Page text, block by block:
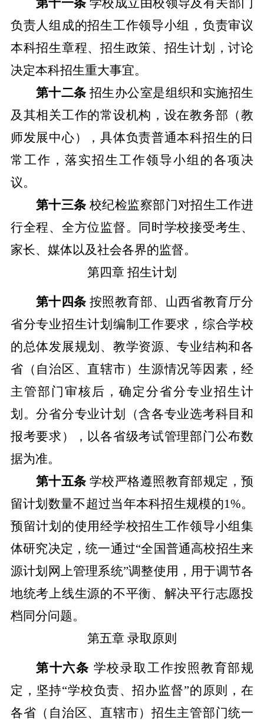
第十一条学校成立由校领导及有关部门
负责人组成的招生工作领导小组，负责审议
本科招生章程、招生政策、招生计划，讨论
决定本科招生重大事宜。
第十二条招生办公室是组织和实施招生
及其相关工作的常设机构，设在教务部（教
师发展中心），具体负责普通本科招生的日
常工作，落实招生工作领导小组的各项决
议。
第十三条校纪检监察部门对招生工作进
行全程、全方位监督。同时学校接受考生、
家长、媒体以及社会各界的监督。
第四章 招生计划
第十四条按照教育部、山西省教育厅分
省分专业招生计划编制工作要求，综合学校
的总体发展规划、教学资源、专业结构和各
省（自治区、直辖市）生源情况等因素，经
主管部门审核后，确定分省分专业招生计
划 。分省分专业计划（含各专业选考科目和
报考要求），以各省级考试管理部门公布数
据为准。
第十五条学校严格遵照教育部规定，预
留计划数量不超过当年本科招生规模的1%。
预留计划的使用经学校招生工作领导小组集
体研究决定，统一通过“全国普通高校招生来
源计划网上管理系统”调整使用，用于调节各
地统考上线生源的不平衡、解决平行志愿投
档同分问题。
第五章 录取原则
第十六条 学校录取工作按照教育部规
定，坚持“学校负责、招办监督”的原则，在
各省（自治区、直辖市）招生主管部门统一